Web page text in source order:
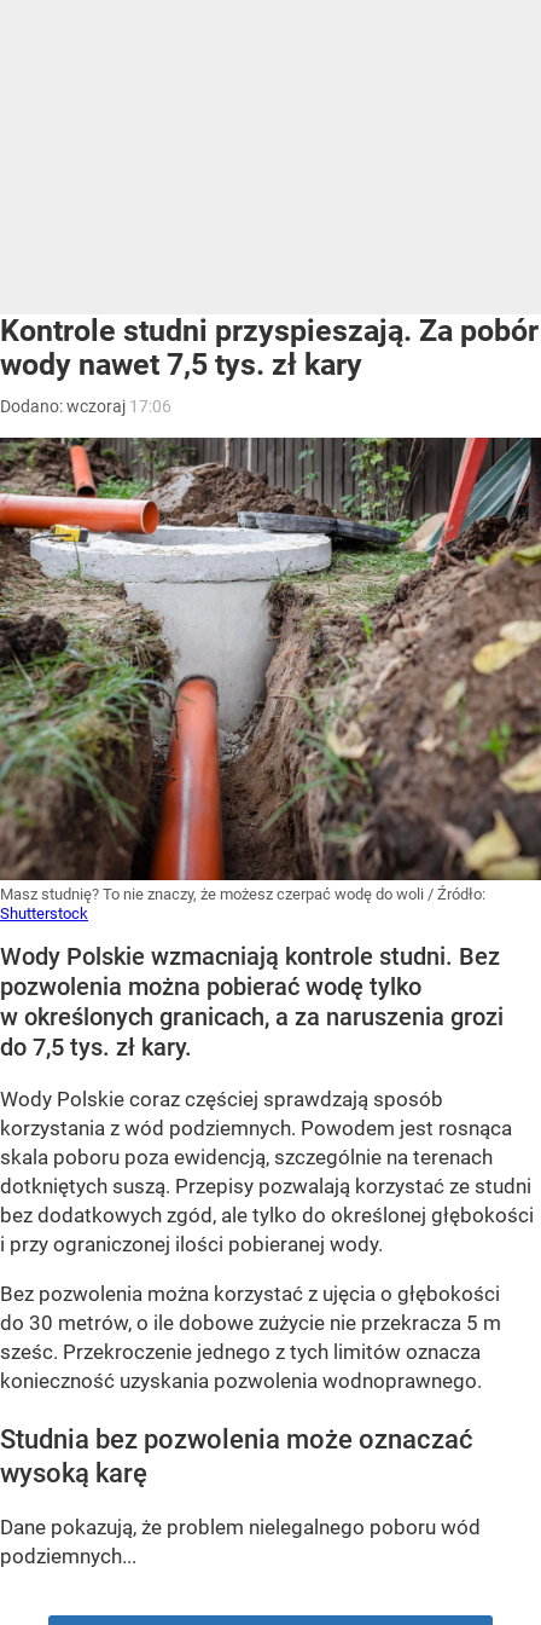
Kontrole studni przyspieszają. Za pobór
wody nawet 7,5 tys. zł kary
Dodano:wczoraj 17:06
Masz studnię? To nie znaczy, że możesz czerpać wodę do woli / Źródło:
Shutterstock
Wody Polskie wzmacniają kontrole studni. Bez
pozwolenia można pobierać wodę tylko
w określonych granicach, a za naruszenia grozi
do 7,5 tys. zł kary.
Wody Polskie coraz częściej sprawdzają sposób
korzystania z wód podziemnych. Powodem jest rosnąca
skala poboru poza ewidencją, szczególnie na terenach
dotkniętych suszą. Przepisy pozwalają korzystać ze studni
bez dodatkowych zgód, ale tylko do określonej głębokości
i przy ograniczonej ilości pobieranej wody.
Bez pozwolenia można korzystać z ujęcia o głębokości
do 30 metrów, o ile dobowe zużycie nie przekracza 5 m
sześc. Przekroczenie jednego z tych limitów oznacza
konieczność uzyskania pozwolenia wodnoprawnego.
Studnia bez pozwolenia może oznaczać
wysoką karę
Dane pokazują, że problem nielegalnego poboru wód
podziemnych...